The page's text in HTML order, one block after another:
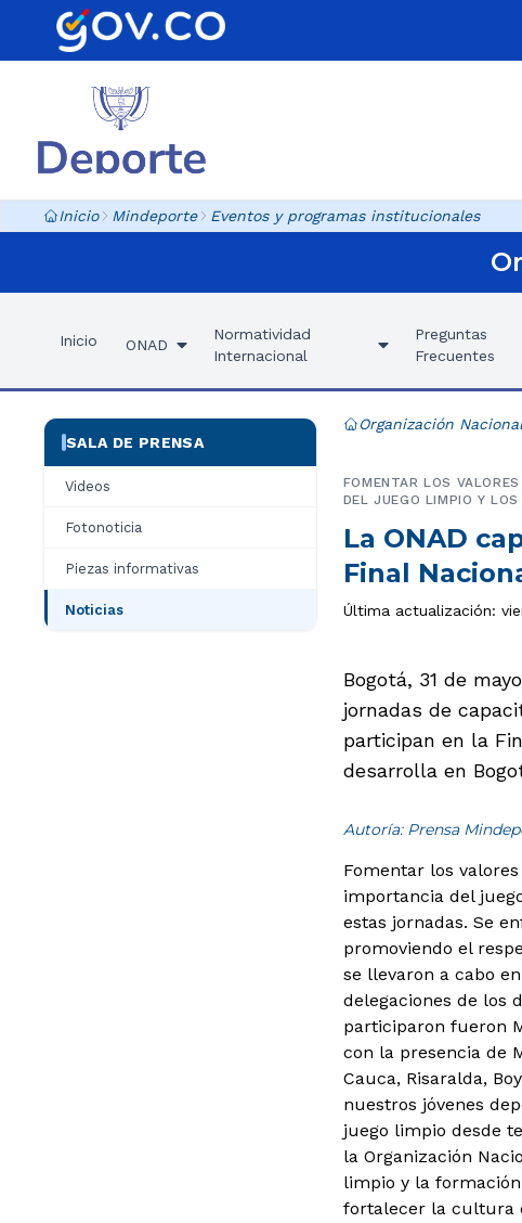
Inicio Mindeporte Eventos y programas institucionales
Inicio ONAD
Normatividad
Internacional
Preguntas
Frecuentes
SALA DE PRENSA
Videos
Fotonoticia
Piezas informativas
Noticias
Organización
La ONAD
Final
FOMENTAR LOS
DEL JUEGO LIMPIO Y
Última actualización:
Bogotá, 31 de
jornadas de
participan en la
desarrolla en
Autoría: Prensa
Fomentar los
importancia del
estas jornadas. Se
promoviendo el
se llevaron a cabo
delegaciones de los
participaron fueron
con la presencia de
Cauca, Risaralda,
nuestros jóvenes
juego limpio desde
la Organización
limpio y la
fortalecer la cultura